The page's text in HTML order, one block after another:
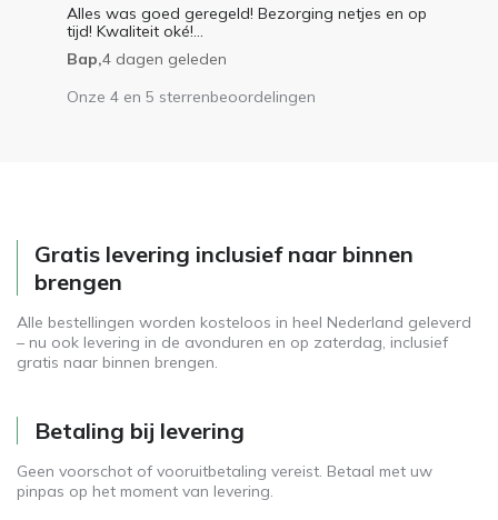
Alles was goed geregeld! Bezorging netjes en op
tijd! Kwaliteit oké!...
Bap,4 dagen geleden
Onze 4 en 5 sterrenbeoordelingen
Gratis levering inclusief naar binnen
brengen
Alle bestellingen worden kosteloos in heel Nederland geleverd
– nu ook levering in de avonduren en op zaterdag, inclusief
gratis naar binnen brengen.
Betaling bij levering
Geen voorschot of vooruitbetaling vereist. Betaal met uw
pinpas op het moment van levering.